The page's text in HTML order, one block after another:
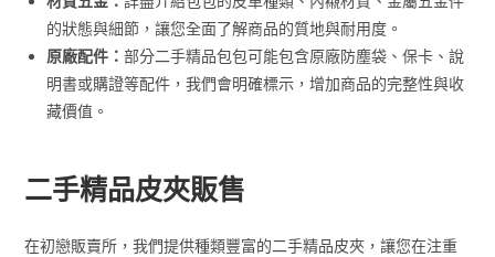
的狀態與細節，讓您全面了解商品的質地與耐用度。
原廠配件：部分二手精品包包可能包含原廠防塵袋、保卡、說
明書或購證等配件，我們會明確標示，增加商品的完整性與收
藏價值。
二手精品皮夾販售
在初戀販賣所，我們提供種類豐富的二手精品皮夾，讓您在注重